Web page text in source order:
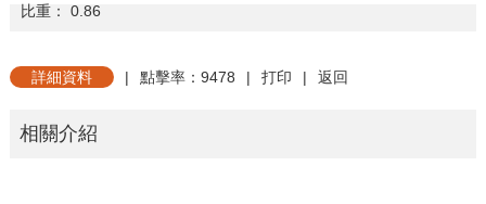
比重：
0.86
詳細資料 | 點擊率：9478 | 打印 | 返回
相關介紹